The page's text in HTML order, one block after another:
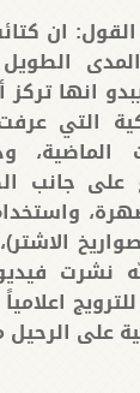
ان
الطويل
انها
التي
على
نشرت
على